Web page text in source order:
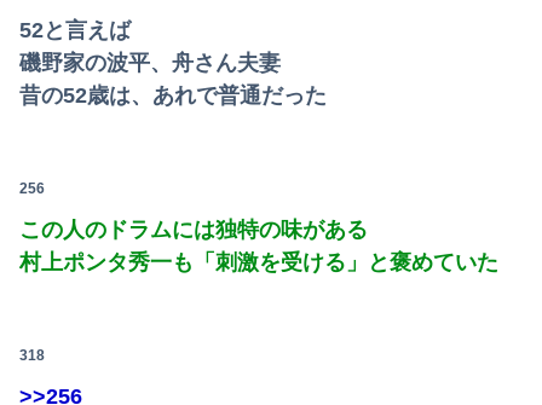
52と言えば
磯野家の波平、舟さん夫妻
昔の52歳は、あれで普通だった
256
この人のドラムには独特の味がある
村上ポンタ秀一も「刺激を受ける」と褒めていた
318
>>256